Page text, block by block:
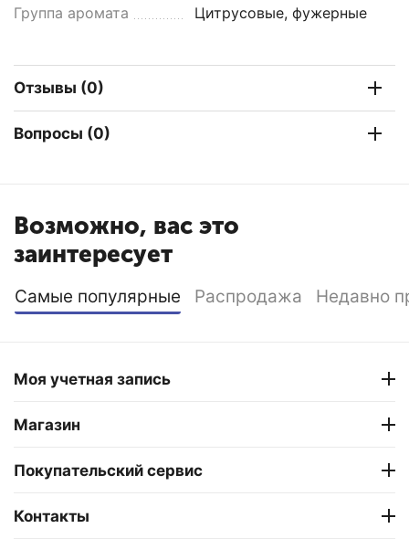
Группа аромата Цитрусовые, фужерные
Отзывы (0)
Вопросы (0)
Возможно, вас это
заинтересует
Самые популярные Распродажа Недавно
Моя учетная запись
Магазин
Покупательский сервис
Контакты